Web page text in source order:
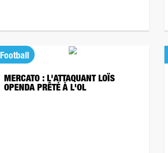
Football
MERCATO : L'ATTAQUANT LOÏS
OPENDA PRÊTÉ À L'OL